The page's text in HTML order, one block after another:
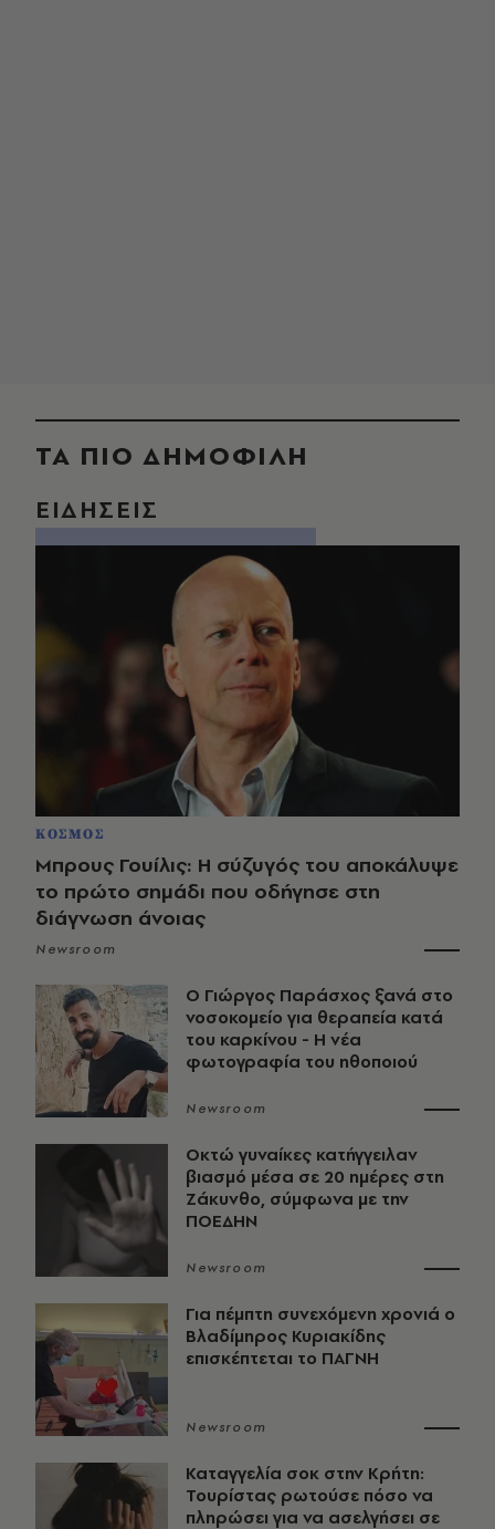
ΤΑ ΠΙΟ ΔΗΜΟΦΙΛΗ
ΕΙΔΗΣΕΙΣ
ΚΟΣΜΟΣ
Μπρους Γουίλις: Η σύζυγός του αποκάλυψε
το πρώτο σημάδι που οδήγησε στη
διάγνωση άνοιας
Newsroom
O Γιώργος Παράσχος ξανά στο
νοσοκομείο για θεραπεία κατά
του καρκίνου - Η νέα
φωτογραφία του ηθοποιού
Newsroom
Οκτώ γυναίκες κατήγγειλαν
βιασμό μέσα σε 20 ημέρες στη
Ζάκυνθο, σύμφωνα με την
ΠΟΕΔΗΝ
Newsroom
Για πέμπτη συνεχόμενη χρονιά ο
Βλαδίμηρος Κυριακίδης
επισκέπτεται το ΠΑΓΝΗ
Newsroom
Καταγγελία σοκ στην Κρήτη:
Τουρίστας ρωτούσε πόσο να
πληρώσει για να ασελγήσει σε